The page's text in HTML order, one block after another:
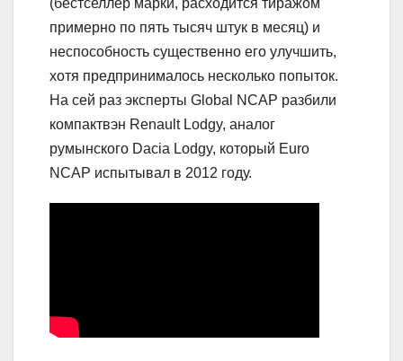
(бестселлер марки, расходится тиражом
примерно по пять тысяч штук в месяц) и
неспособность существенно его улучшить,
хотя предпринималось несколько попыток.
На сей раз эксперты Global NCAP разбили
компактвэн Renault Lodgy, аналог
румынского Dacia Lodgy, который Euro
NCAP испытывал в 2012 году.